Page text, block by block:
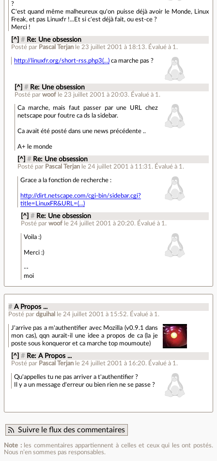
?
C'est quand même malheureux qu'on puisse déjà avoir le Monde, Linux
Freak, et pas Linuxfr !...Et si c'est déjà fait, ou est-ce ?
Merci !
[^] # Re: Une obsession
Posté par Pascal Terjan le 23 juillet 2001 à 18:13. Évalué à 1 .
http://linuxfr.org/short-rss.php3(...) ca marche pas ?
[^] # Re: Une obsession
Posté par woof le 23 juillet 2001 à 20:03. Évalué à 1 .
Ca marche, mais faut passer par une URL chez
netscape pour foutre ca ds la sidebar.
Ca avait été posté dans une news précédente ..
A+ le monde
[^] # Re: Une obsession
Posté par Pascal Terjan le 24 juillet 2001 à 11:31 . Évalué à 1 .
Grace a la fonction de recherche :
http://dirt.netscape.com/cgi-bin/sidebar.cgi?
title=LinuxFR&URL=(...)
[^] # Re: Une obsession
Posté par woof le 24 juillet 2001 à 20:20. Évalué à 1 .
Voila :)
Merci :)
--
moi
# A Propos ...
Posté par dguihal le 24 juillet 2001 à 15:52. Évalué à 1 .
J'arrive pas a m'authentifier avec Mozilla (v0.9.1 dans
mon cas), qqn aurait-il une idee a propos de ca (la je
poste sous konqueror et ca marche top moumoute)
[^] # Re: A Propos ...
Posté par Pascal Terjan le 24 juillet 2001 à 16:20. Évalué à 1 .
Qu'appelles tu ne pas arriver a t'authentifier ?
Il y a un message d'erreur ou bien rien ne se passe ?
Suivre le flux des commentaires
Note :les commentaires appartiennent à celles et ceux qui les ont postés.
Nous n’en sommes pas responsables.